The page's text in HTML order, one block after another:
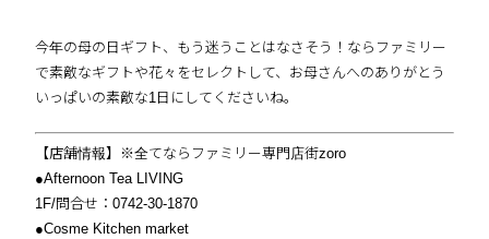
今年の母の日ギフト、もう迷うことはなさそう！ならファミリー
で素敵なギフトや花々をセレクトして、お母さんへのありがとう
いっぱいの素敵な1日にしてくださいね。
【店舗情報】※全てならファミリー専門店街zoro
●Afternoon Tea LIVING
1F/問合せ：0742-30-1870
●Cosme Kitchen market